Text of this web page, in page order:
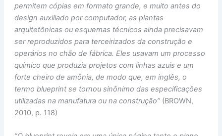
permitem cópias em formato grande, e muito antes do
design auxiliado por computador, as plantas
arquitetônicas ou esquemas técnicos ainda precisavam
ser reproduzidos para terceirizados da construção e
operários no chão de fábrica. Eles usavam um processo
químico que produzia projetos com linhas azuis e um
forte cheiro de amônia, de modo que, em inglês, o
termo blueprint se tornou sinônimo das especificações
utilizadas na manufatura ou na construção” (BROWN,
2010, p. 118)